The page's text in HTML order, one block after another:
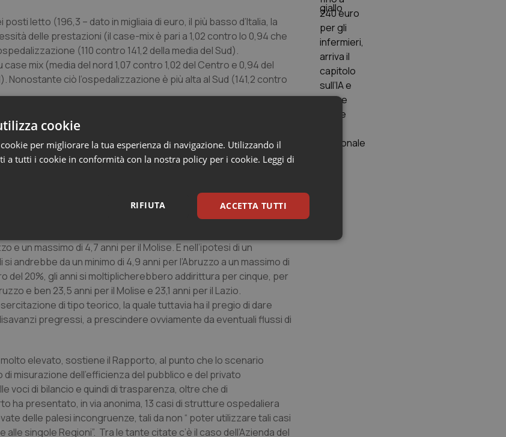
letto (196,3 – dato in migliaia di euro, il più basso d’Italia, la
delle prestazioni (il case-mix è pari a 1,02 contro lo 0,94 che
(110 contro 141,2 della media del Sud).
mix (media del nord 1,07 contro 1,02 del Centro e 0,94 del
Nonostante ciò l’ospedalizzazione è più alta al Sud (141,2 contro
a tinte fosche se si mettono a confronto le Regioni
inefficienza sommersa. Sono emersi dati preoccupanti in
di inefficienza), Campania (42,4% di inefficienza) e Calabria
di inefficienza sono talmente elevate per cui “se si vuole
quota di inefficienza sommersa”.
il Rapporto ha messo nero su bianco alcune ipotesi
Risultato? I tempi prospettati per il rientro dal deficit sono
a recuperare al 100% l’inefficienza sommersa, per
e un massimo di 4,7 anni per il Molise. E nell’ipotesi di un
da un minimo di 4,9 anni per l’Abruzzo a un massimo di
del 20%, gli anni si moltiplicherebbero addirittura per cinque, per
e ben 23,5 anni per il Molise e 23,1 anni per il Lazio.
di tipo teorico, la quale tuttavia ha il pregio di dare
pregressi, a prescindere ovviamente da eventuali flussi di
elevato, sostiene il Rapporto, al punto che lo scenario
misurazione dell’efficienza del pubblico e del privato
di bilancio e quindi di trasparenza, oltre che di
ha presentato, in via anonima, 13 casi di strutture ospedaliera
delle palesi incongruenze, tali da non “ poter utilizzare tali casi
singole Regioni”. Tra le tante citate c’è il caso dell’Azienda del
cookie
per migliorare la tua esperienza di navigazione. Utilizzando il
a tutti i cookie in conformità con la nostra policy per i cookie. Leggi di
ACCETTA TUTTI
RIFIUTA
Statistici Marketing
Necessari Statistici
sito. Il sito web non è in grado di funzionare correttamente senza questi cookie.
Fornitore/Dominio Scadenza
Descrizione
YouTube
.youtube.com
5 mesi 4
settimane
Questo cookie viene utilizzato per memorizzare le
scelte di consenso e privacy dell'utente per la loro
interazione con il sito. Registra i dati sul consenso
del visitatore riguardo a varie politiche e
impostazioni sulla privacy, garantendo che le loro